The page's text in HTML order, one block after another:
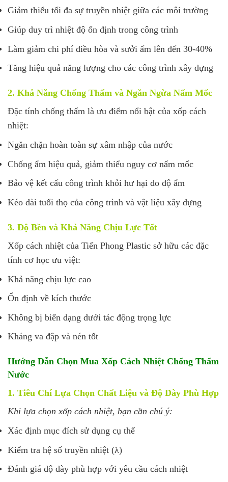
Giảm thiểu tối đa sự truyền nhiệt giữa các môi trường
Giúp duy trì nhiệt độ ổn định trong công trình
Làm giảm chi phí điều hòa và sưởi ấm lên đến 30-40%
Tăng hiệu quả năng lượng cho các công trình xây dựng
2. Khả Năng Chống Thấm và Ngăn Ngừa Nấm Mốc
Đặc tính chống thấm là ưu điểm nổi bật của xốp cách
nhiệt:
Ngăn chặn hoàn toàn sự xâm nhập của nước
Chống ẩm hiệu quả, giảm thiểu nguy cơ nấm mốc
Bảo vệ kết cấu công trình khỏi hư hại do độ ẩm
Kéo dài tuổi thọ của công trình và vật liệu xây dựng
3. Độ Bền và Khả Năng Chịu Lực Tốt
Xốp cách nhiệt của Tiến Phong Plastic sở hữu các đặc
tính cơ học ưu việt:
Khả năng chịu lực cao
Ổn định về kích thước
Không bị biến dạng dưới tác động trọng lực
Kháng va đập và nén tốt
Hướng Dẫn Chọn Mua Xốp Cách Nhiệt Chống Thấm
Nước
1. Tiêu Chí Lựa Chọn Chất Liệu và Độ Dày Phù Hợp
Khi lựa chọn xốp cách nhiệt, bạn cần chú ý:
Xác định mục đích sử dụng cụ thể
Kiểm tra hệ số truyền nhiệt (λ)
Đánh giá độ dày phù hợp với yêu cầu cách nhiệt